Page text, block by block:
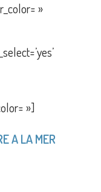
»
»]
A LA MER